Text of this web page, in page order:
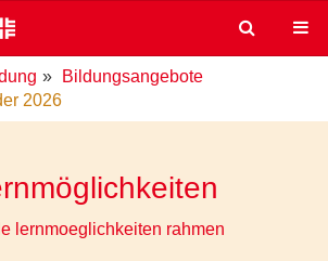
Bildungsangebote
2026